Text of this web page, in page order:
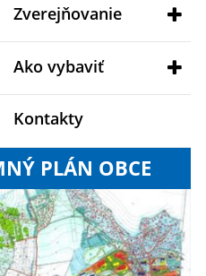
Zverejňovanie
Ako vybaviť
Kontakty
PLÁN OBCE